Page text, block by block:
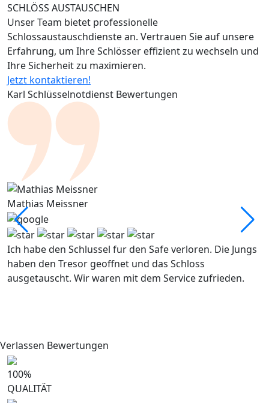
SCHLÖSS AUSTAUSCHEN
Unser Team bietet professionelle
Schlossaustauschdienste an. Vertrauen Sie auf unsere
Erfahrung, um Ihre Schlösser effizient zu wechseln und
Ihre Sicherheit zu maximieren.
Jetzt kontaktieren!
Karl Schlüsselnotdienst Bewertungen
Mathias Meissner
Ich habe den Schlussel fur den Safe verloren. Die Jungs
haben den Tresor geoffnet und das Schloss
ausgetauscht. Wir waren mit dem Service zufrieden.
Verlassen Bewertungen
100%
QUALITÄT